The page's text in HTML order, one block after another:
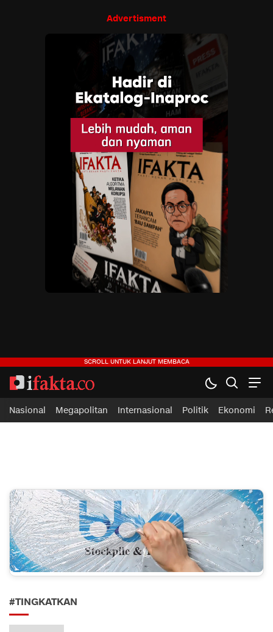
Advertisment
ifakta.co
#pastibenar
Nasional Megapolitan Internasional Politik Ekonomi
#TINGKATKAN